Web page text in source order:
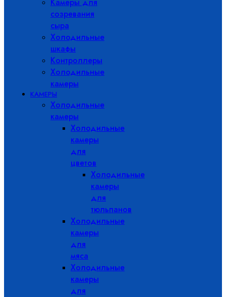
Камеры для
созревания
сыра
Холодильные
шкафы
Контроллеры
Холодильные
камеры
КАМЕРЫ
Холодильные
камеры
Холодильные
камеры
для
цветов
Холодильные
камеры
для
тюльпанов
Холодильные
камеры
для
мяса
Холодильные
камеры
для